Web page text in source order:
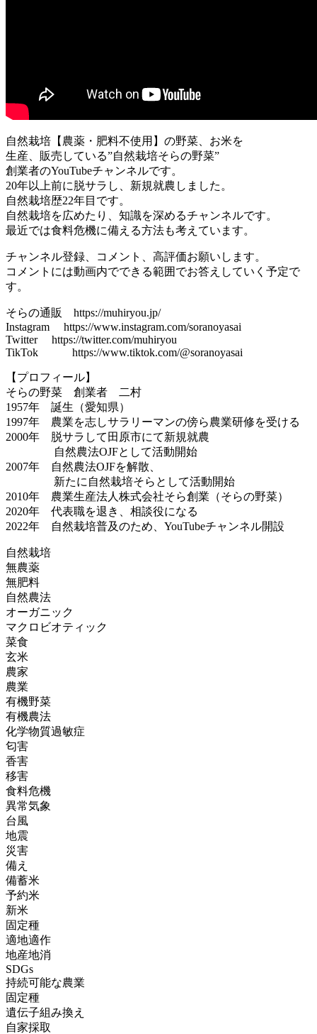
自然栽培【農薬・肥料不使用】の野菜、お米を
生産、販売している”自然栽培そらの野菜”
創業者のYouTubeチャンネルです。
20年以上前に脱サラし、新規就農しました。
自然栽培歴22年目です。
自然栽培を広めたり、知識を深めるチャンネルです。
最近では食料危機に備える方法も考えています。
チャンネル登録、コメント、高評価お願いします。
コメントには動画内でできる範囲でお答えしていく予定で
す。
そらの通販 https://muhiryou.jp/
Instagram https://www.instagram.com/soranoyasai
Twitter https://twitter.com/muhiryou
TikTok https://www.tiktok.com/@soranoyasai
【プロフィール】
そらの野菜 創業者 二村
1957年 誕生（愛知県）
1997年 農業を志しサラリーマンの傍ら農業研修を受ける
2000年 脱サラして田原市にて新規就農
自然農法OJFとして活動開始
2007年 自然農法OJFを解散、
新たに自然栽培そらとして活動開始
2010年 農業生産法人株式会社そら創業（そらの野菜）
2020年 代表職を退き、相談役になる
2022年 自然栽培普及のため、YouTubeチャンネル開設
自然栽培
無農薬
無肥料
自然農法
オーガニック
マクロビオティック
菜食
玄米
農家
農業
有機野菜
有機農法
化学物質過敏症
匂害
香害
移害
食料危機
異常気象
台風
地震
災害
備え
備蓄米
予約米
新米
固定種
適地適作
地産地消
SDGs
持続可能な農業
固定種
遺伝子組み換え
自家採取